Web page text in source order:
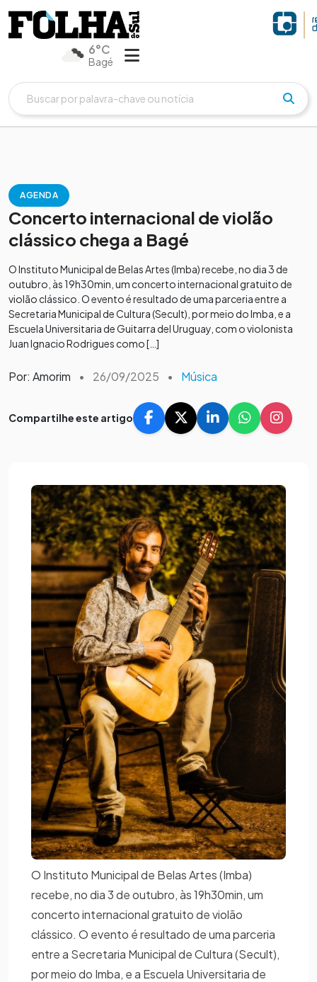
6°C
Bagé
AGENDA
Concerto internacional de violão
clássico chega a Bagé
O Instituto Municipal de Belas Artes (Imba) recebe, no dia 3 de
outubro, às 19h30min, um concerto internacional gratuito de
violão clássico. O evento é resultado de uma parceria entre a
Secretaria Municipal de Cultura (Secult), por meio do Imba, e a
Escuela Universitaria de Guitarra del Uruguay, com o violonista
Juan Ignacio Rodrigues como […]
Por: Amorim • 26/09/2025 • Música
Compartilhe este artigo
O Instituto Municipal de Belas Artes (Imba)
recebe, no dia 3 de outubro, às 19h30min, um
concerto internacional gratuito de violão
clássico. O evento é resultado de uma parceria
entre a Secretaria Municipal de Cultura (Secult),
por meio do Imba, e a Escuela Universitaria de